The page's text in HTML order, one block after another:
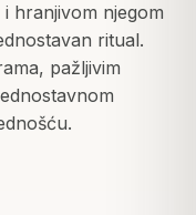
hranjivom njegom
ritual.
pažljivim